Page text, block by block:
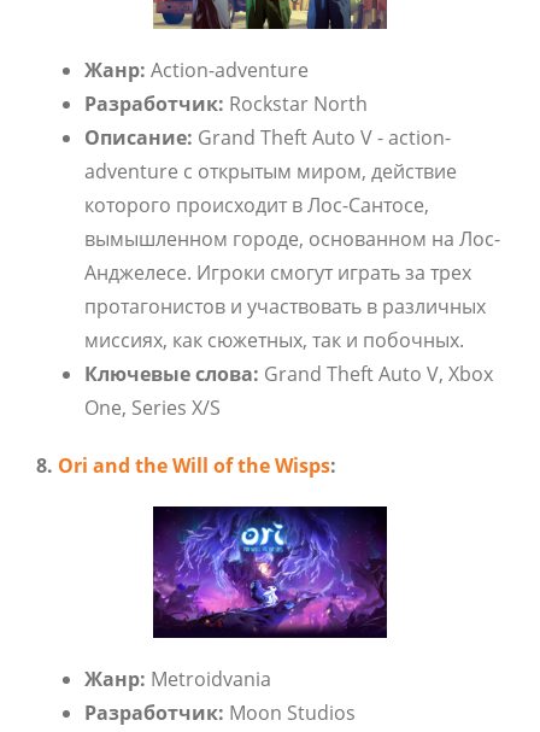
Жанр: Action-adventure
Разработчик: Rockstar North
Описание: Grand Theft Auto V - action-
adventure с открытым миром, действие
которого происходит в Лос-Сантосе,
вымышленном городе, основанном на Лос-
Анджелесе. Игроки смогут играть за трех
протагонистов и участвовать в различных
миссиях, как сюжетных, так и побочных.
Ключевые слова: Grand Theft Auto V, Xbox
One, Series X/S
8. Ori and the Will of the Wisps:
Жанр: Metroidvania
Разработчик: Moon Studios